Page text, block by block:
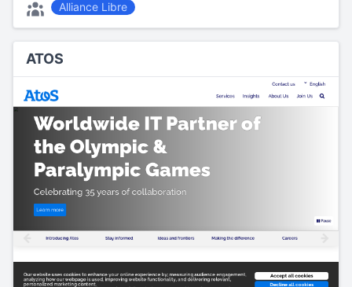
Alliance Libre
ATOS